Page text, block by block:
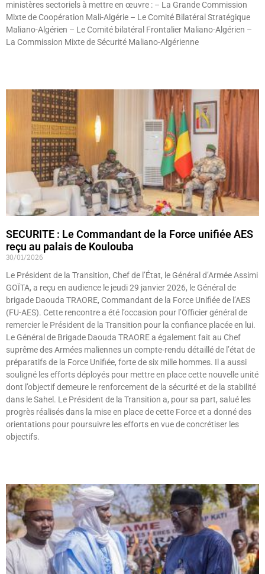
ministères sectoriels à mettre en œuvre : – La Grande Commission
Mixte de Coopération Mali-Algérie – Le Comité Bilatéral Stratégique
Maliano-Algérien – Le Comité bilatéral Frontalier Maliano-Algérien –
La Commission Mixte de Sécurité Maliano-Algérienne
SECURITE : Le Commandant de la Force unifiée AES
reçu au palais de Koulouba
30/01/2026
Le Président de la Transition, Chef de l’État, le Général d’Armée Assimi
GOÏTA, a reçu en audience le jeudi 29 janvier 2026, le Général de
brigade Daouda TRAORE, Commandant de la Force Unifiée de l’AES
(FU-AES). Cette rencontre a été l’occasion pour l’Officier général de
remercier le Président de la Transition pour la confiance placée en lui.
Le Général de Brigade Daouda TRAORE a également fait au Chef
suprême des Armées maliennes un compte-rendu détaillé de l’état de
préparatifs de la Force Unifiée, forte de six mille hommes. Il a aussi
souligné les efforts déployés pour mettre en place cette nouvelle unité
dont l’objectif demeure le renforcement de la sécurité et de la stabilité
dans le Sahel. Le Président de la Transition a, pour sa part, salué les
progrès réalisés dans la mise en place de cette Force et a donné des
orientations pour poursuivre les efforts en vue de concrétiser les
objectifs.